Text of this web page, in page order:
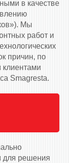
в качестве
Мы
работ и
причин, по
клиентами
Smagresta.
для решения